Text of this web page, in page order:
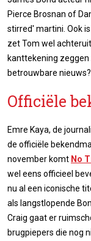
Pierce Brosnan of
stirred' martini. Ook
zet Tom wel
kanttekening
betrouwbare nieuws?
Officiële
Emre Kaya, de
de officiële
november komt No
wel eens officieel
nu al een iconische
als langstlopende
Craig gaat er
brugpiepers die nog